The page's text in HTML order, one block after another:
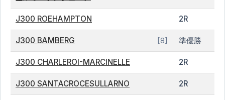
J300 ROEHAMPTON 2R
J300 BAMBERG [8] 準優勝
J300 CHARLEROI-MARCINELLE 2R
J300 SANTACROCESULLARNO 2R